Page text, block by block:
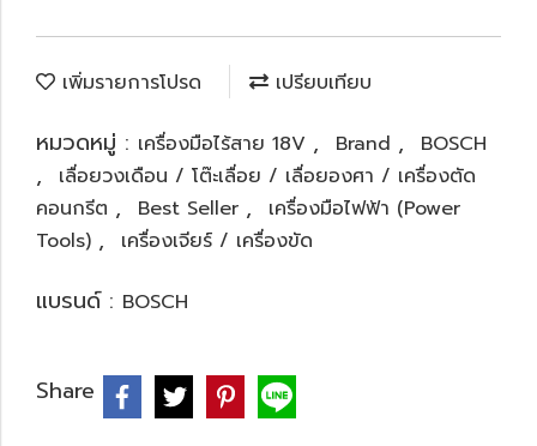
เพิ่มรายการโปรด เปรียบเทียบ
หมวดหมู่ : เครื่องมือไร้สาย 18V , Brand , BOSCH
,
เลื่อยวงเดือน / โต๊ะเลื่อย / เลื่อยองศา / เครื่องตัด
คอนกรีต , Best Seller ,
เครื่องมือไฟฟ้า (Power
Tools) , เครื่องเจียร์ / เครื่องขัด
แบรนด์ : BOSCH
Share